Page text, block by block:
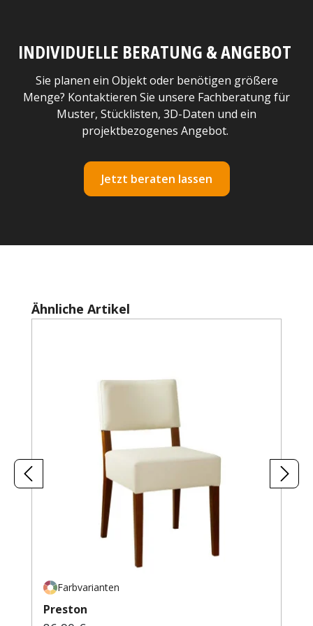
INDIVIDUELLE BERATUNG & ANGEBOT
Sie planen ein Objekt oder benötigen größere
Menge? Kontaktieren Sie unsere Fachberatung für
Muster, Stücklisten, 3D-Daten und ein
projektbezogenes Angebot.
Jetzt beraten lassen
Produktgalerie überspringen
Ähnliche Artikel
Farbvarianten
Preston